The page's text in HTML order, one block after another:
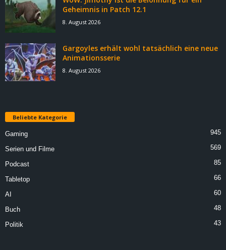
Geheimnis in Patch 12.1
8. August 2026
Gargoyles erhält wohl tatsächlich eine neue
Animationsserie
8. August 2026
Beliebte Kategorie
Gaming 945
Serien und Filme 569
Podcast 85
Tabletop 66
AI 60
Buch 48
Politik 43